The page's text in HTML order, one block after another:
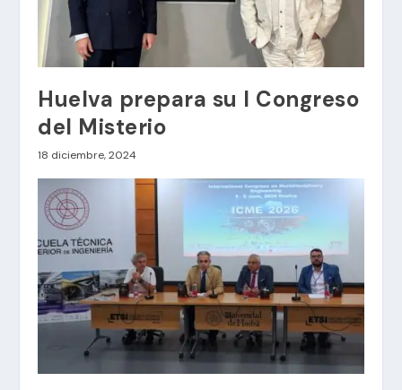
Huelva prepara su I Congreso
del Misterio
18 diciembre, 2024